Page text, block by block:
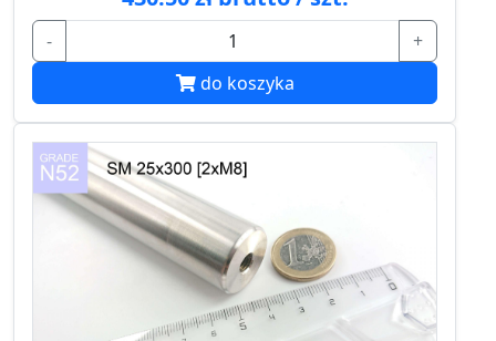
-
+
do koszyka